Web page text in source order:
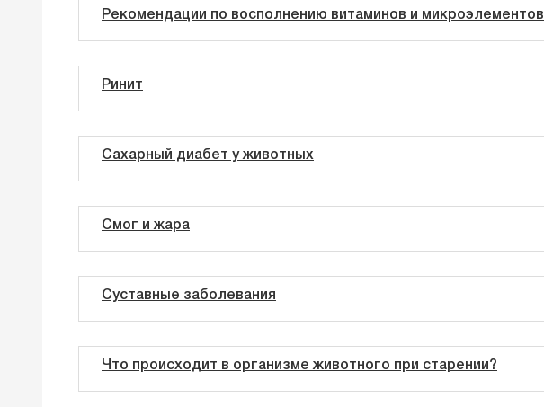
Рекомендации по восполнению витаминов и микроэлементов
Ринит
Сахарный диабет у животных
Смог и жара
Суставные заболевания
Что происходит в организме животного при старении?